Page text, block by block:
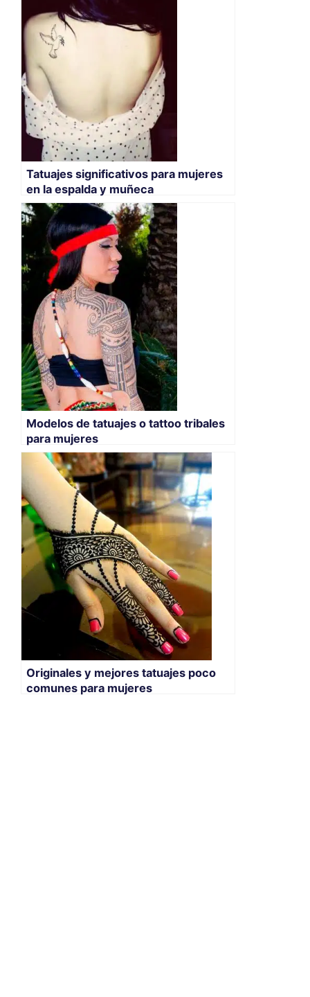
Tatuajes significativos para mujeres
en la espalda y muñeca
Modelos de tatuajes o tattoo tribales
para mujeres
Originales y mejores tatuajes poco
comunes para mujeres